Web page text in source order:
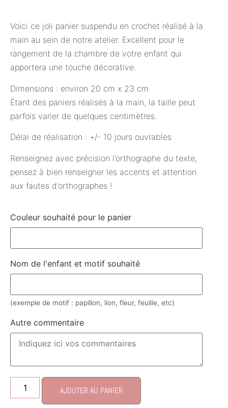
Voici ce joli panier suspendu en crochet réalisé à la
main au sein de notre atelier. Excellent pour le
rangement de la chambre de votre enfant qui
apportera une touche décorative.
Dimensions : environ 20 cm x 23 cm
Étant des paniers réalisés à la main, la taille peut
parfois varier de quelques centimètres.
Délai de réalisation : +/- 10 jours ouvrables
Renseignez avec précision l’orthographe du texte,
pensez à bien renseigner les accents et attention
aux fautes d’orthographes !
Couleur souhaité pour le panier
Nom de l'enfant et motif souhaité
(exemple de motif : papillon, lion, fleur, feuille, etc)
Autre commentaire
AJOUTER AU PANIER